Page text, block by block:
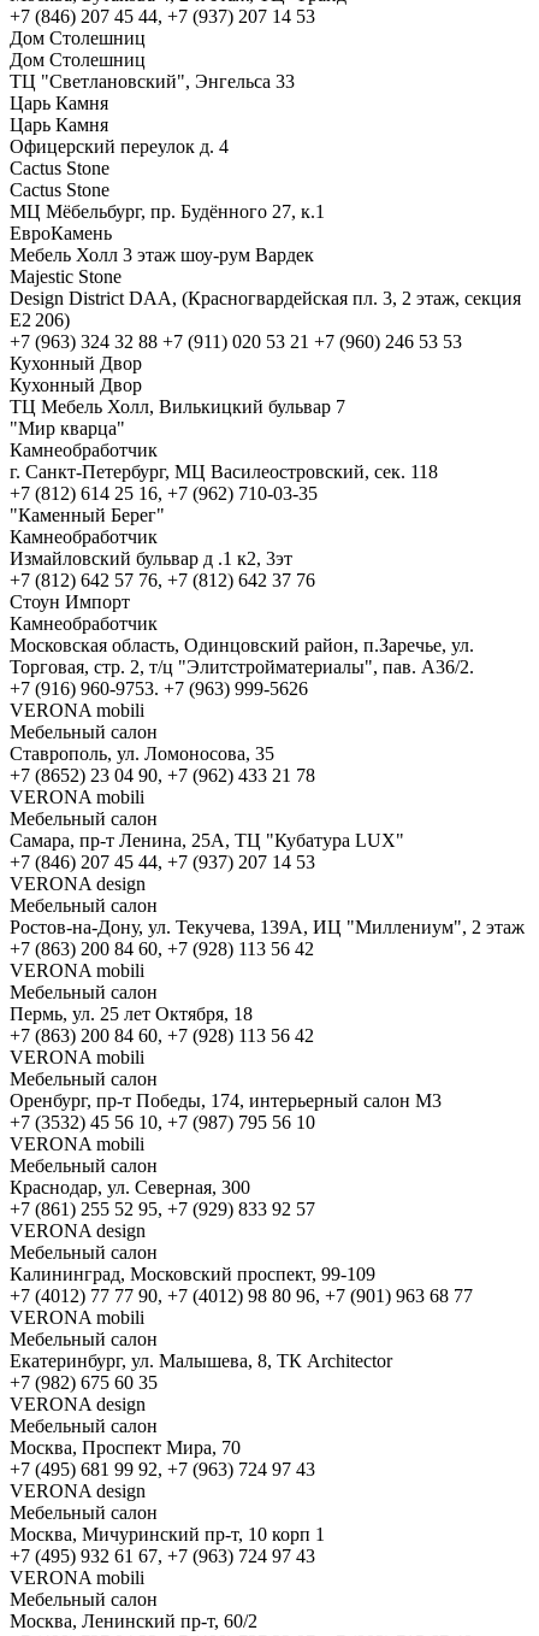
+7 (846) 207 45 44, +7 (937) 207 14 53
Дом Столешниц
Дом Столешниц
ТЦ "Светлановский", Энгельса 33
Царь Камня
Царь Камня
Офицерский переулок д. 4
Cactus Stone
Cactus Stone
МЦ Мёбельбург, пр. Будённого 27, к.1
ЕвроКамень
Мебель Холл 3 этаж шоу-рум Вардек
Majestic Stone
Design District DAA, (Красногвардейская пл. 3, 2 этаж, секция
E2 206)
+7 (963) 324 32 88 +7 (911) 020 53 21 +7 (960) 246 53 53
Кухонный Двор
Кухонный Двор
ТЦ Мебель Холл, Вилькицкий бульвар 7
"Мир кварца"
Камнеобработчик
г. Санкт-Петербург, МЦ Василеостровский, сек. 118
+7 (812) 614 25 16, +7 (962) 710-03-35
"Каменный Берег"
Камнеобработчик
Измайловский бульвар д .1 к2, 3эт
+7 (812) 642 57 76, +7 (812) 642 37 76
Стоун Импорт
Камнеобработчик
Московская область, Одинцовский район, п.Заречье, ул.
Торговая, стр. 2, т/ц "Элитстройматериалы", пав. А36/2.
+7 (916) 960-9753. +7 (963) 999-5626
VERONA mobili
Мебельный салон
Ставрополь, ул. Ломоносова, 35
+7 (8652) 23 04 90, +7 (962) 433 21 78
VERONA mobili
Мебельный салон
Самара, пр-т Ленина, 25А, ТЦ "Кубатура LUX"
+7 (846) 207 45 44, +7 (937) 207 14 53
VERONA design
Мебельный салон
Ростов-на-Дону, ул. Текучева, 139А, ИЦ "Миллениум", 2 этаж
+7 (863) 200 84 60, +7 (928) 113 56 42
VERONA mobili
Мебельный салон
Пермь, ул. 25 лет Октября, 18
+7 (863) 200 84 60, +7 (928) 113 56 42
VERONA mobili
Мебельный салон
Оренбург, пр-т Победы, 174, интерьерный салон М3
+7 (3532) 45 56 10, +7 (987) 795 56 10
VERONA mobili
Мебельный салон
Краснодар, ул. Северная, 300
+7 (861) 255 52 95, +7 (929) 833 92 57
VERONA design
Мебельный салон
Калининград, Московский проспект, 99-109
+7 (4012) 77 77 90, +7 (4012) 98 80 96, +7 (901) 963 68 77
VERONA mobili
Мебельный салон
Екатеринбург, ул. Малышева, 8, ТК Architector
+7 (982) 675 60 35
VERONA design
Мебельный салон
Москва, Проспект Мира, 70
+7 (495) 681 99 92, +7 (963) 724 97 43
VERONA design
Мебельный салон
Москва, Мичуринский пр-т, 10 корп 1
+7 (495) 932 61 67, +7 (963) 724 97 43
VERONA mobili
Мебельный салон
Москва, Ленинский пр-т, 60/2